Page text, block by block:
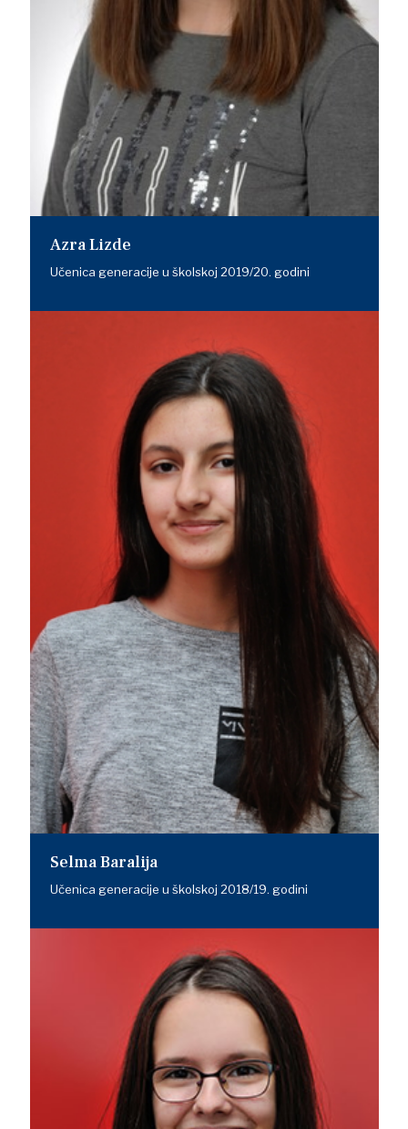
Azra Lizde
Učenica generacije u školskoj 2019/20. godini
Selma Baralija
Učenica generacije u školskoj 2018/19. godini